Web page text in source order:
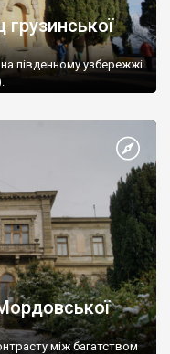
південному узбережжі
між багатством